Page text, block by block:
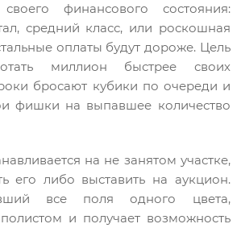
финансового состояния:
средний класс, или роскошная
оплаты будут дороже. Цель
миллион быстрее своих
бросают кубики по очереди и
фишки на выпавшее количество
на не занятом участке,
его либо выставить на аукцион.
все поля одного цвета,
и получает возможность